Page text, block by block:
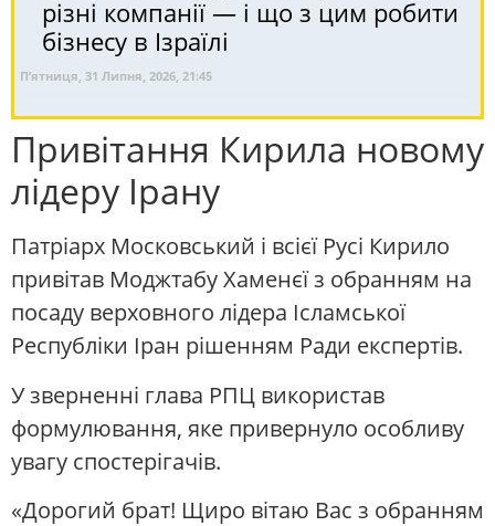
різні компанії — і що з цим робити
бізнесу в Ізраїлі
П’ятниця, 31 Липня, 2026, 21:45
Привітання Кирила новому
лідеру Ірану
Патріарх Московський і всієї Русі Кирило
привітав Моджтабу Хаменєї з обранням на
посаду верховного лідера Ісламської
Республіки Іран рішенням Ради експертів.
У зверненні глава РПЦ використав
формулювання, яке привернуло особливу
увагу спостерігачів.
«Дорогий брат! Щиро вітаю Вас з обранням